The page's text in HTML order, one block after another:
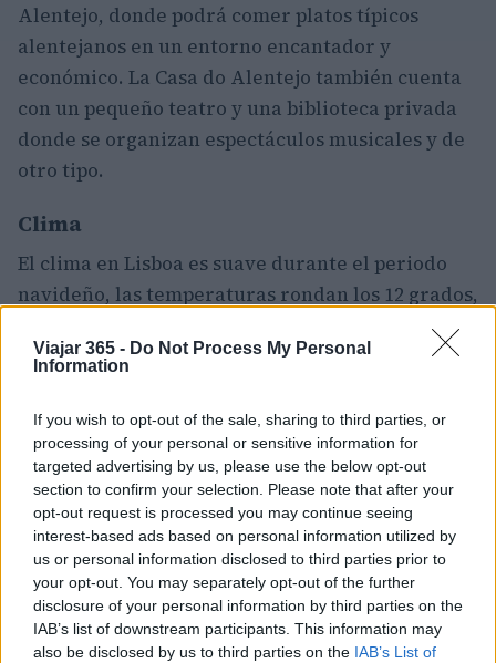
Viajar 365 - Do Not Process My Personal
Information
If you wish to opt-out of the sale, sharing to third parties, or
processing of your personal or sensitive information for
targeted advertising by us, please use the below opt-out
section to confirm your selection. Please note that after your
opt-out request is processed you may continue seeing
interest-based ads based on personal information utilized by
us or personal information disclosed to third parties prior to
your opt-out. You may separately opt-out of the further
disclosure of your personal information by third parties on the
IAB’s list of downstream participants. This information may
also be disclosed by us to third parties on the IAB’s List of
Alentejo, donde podrá comer platos típicos
alentejanos en un entorno encantador y
económico. La Casa do Alentejo también cuenta
con un pequeño teatro y una biblioteca privada
donde se organizan espectáculos musicales y de
otro tipo.
Clima
El clima en Lisboa es suave durante el periodo
navideño, las temperaturas rondan los 12 grados,
con picos de 2-3 grados durante las horas más
calurosas. Las temperaturas diurnas son
Durante el periodo invernal, la lluvia y el viento
no son infrecuentes.
AUTOR
Redacción Viajar365.com